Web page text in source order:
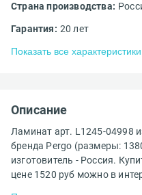
Страна производства:
Гарантия: 20 лет
Показать все характеристики
Описание
Ламинат арт. L1245-04998
бренда Pergo (размеры:
изготовитель - Россия.
цене 1520 руб можно в